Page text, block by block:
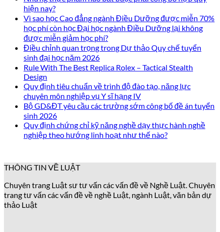
hiện nay?
Vì sao học Cao đẳng ngành Điều Dưỡng được miễn 70%
học phí còn học Đại học ngành Điều Dưỡng lại không
được miễn giảm học phí?
Điều chỉnh quan trọng trong Dự thảo Quy chế tuyển
sinh đại học năm 2026
Rule With The Best Replica Rolex – Tactical Stealth
Design
Quy định tiêu chuẩn về trình độ đào tạo, năng lực
chuyên môn nghiệp vụ Y sĩ hạng IV
Bộ GD&ĐT yêu cầu các trường sớm công bố đề án tuyển
sinh 2026
Quy định chứng chỉ kỹ năng nghề dạy thực hành nghề
nghiệp theo hướng linh hoạt như thế nào?
THÔNG TIN VỀ LUẬT
Chuyên trang Luật sư tư vấn các vấn đề về Nghề Luật. Chuyên
trang tư vấn các vấn đề về nghề Luật, ngành Luật, văn bản dự
thảo Luật